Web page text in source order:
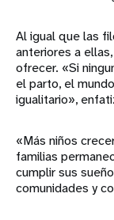
Al igual que las
anteriores a
ofrecer. «Si
el parto, el
igualitario»,
«Más niños
familias
cumplir sus
comunidades y